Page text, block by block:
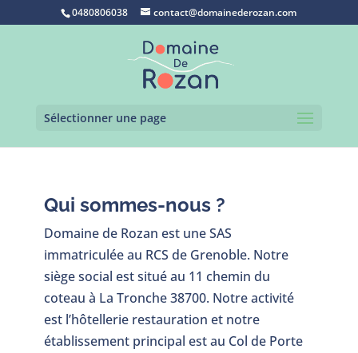
0480806038 contact@domainederozan.com
Sélectionner une page
Qui sommes-nous ?
Domaine de Rozan est une SAS
immatriculée au RCS de Grenoble. Notre
siège social est situé au 11 chemin du
coteau à La Tronche 38700. Notre activité
est l’hôtellerie restauration et notre
établissement principal est au Col de Porte